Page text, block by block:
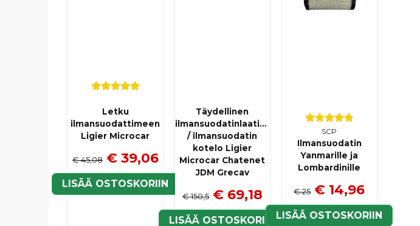
Letku
ilmansuodattimeen
Ligier Microcar
€ 45,08 € 39,06
LISÄÄ OSTOSKORIIN
Täydellinen
ilmansuodatinlaatikko
/ ilmansuodatin
kotelo Ligier
Microcar Chatenet
JDM Grecav
€ 150,5 € 69,18
LISÄÄ OSTOSKORIIN
SCP
Ilmansuodatin
Yanmarille ja
Lombardinille
€ 25 € 14,96
LISÄÄ OSTOSKORIIN